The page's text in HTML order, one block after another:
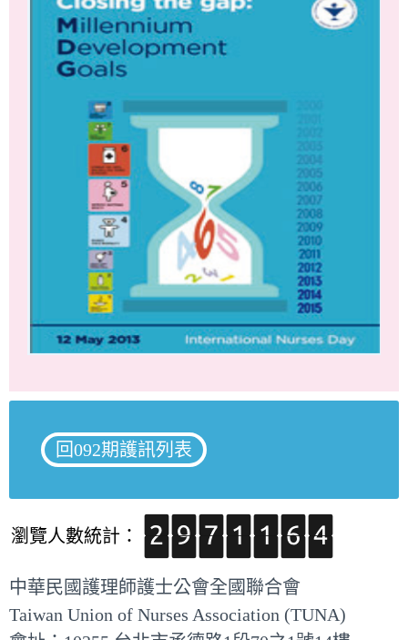
回092期護訊列表
瀏覽人數統計：
中華民國護理師護士公會全國聯合會
Taiwan Union of Nurses Association (TUNA)